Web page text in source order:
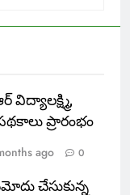
విద్యాలక్ష్మి,
ప్రారంభం
ago 0
చేసుకున్న